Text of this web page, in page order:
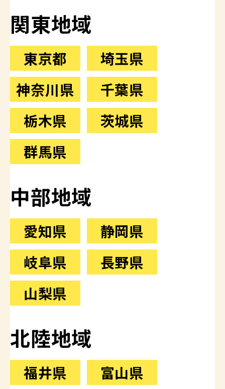
関東地域
東京都
埼玉県
神奈川県
千葉県
栃木県
茨城県
群馬県
中部地域
愛知県
静岡県
岐阜県
長野県
山梨県
北陸地域
福井県
富山県